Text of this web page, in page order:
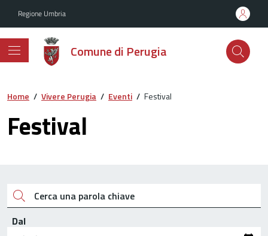
Regione Umbria
Comune di Perugia
Home / Vivere Perugia / Eventi / Festival
Festival
Cerca una parola chiave
Dal